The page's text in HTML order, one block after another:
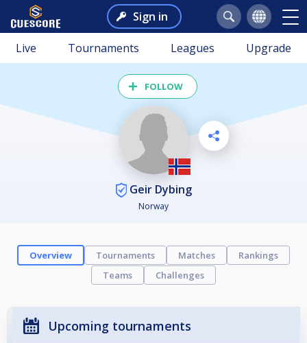
Sign in
Live Tournaments Leagues Upgrade
FOLLOW
Geir Dybing
Norway
Overview Tournaments Matches
Rankings
Teams
Challenges
Upcoming tournaments